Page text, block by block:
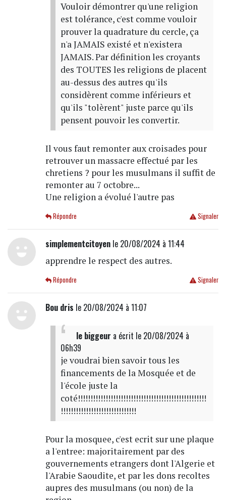
Vouloir démontrer qu'une religion
est tolérance, c'est comme vouloir
prouver la quadrature du cercle, ça
n'a JAMAIS existé et n'existera
JAMAIS. Par définition les croyants
des TOUTES les religions de placent
au-dessus des autres qu'ils
considèrent comme inférieurs et
qu'ils "tolèrent" juste parce qu'ils
pensent pouvoir les convertir.
Il vous faut remonter aux croisades pour
retrouver un massacre effectué par les
chretiens ? pour les musulmans il suffit de
remonter au 7 octobre...
Une religion a évolué l'autre pas
Signaler
Répondre
simplementcitoyenle 20/08/2024 à 11:44
apprendre le respect des autres.
Signaler
Répondre
Bou dris le 20/08/2024 à 11:07
le biggeur a écrit le 20/08/2024 à
06h39
je voudrai bien savoir tous les
financements de la Mosquée et de
l'école juste la
coté!!!!!!!!!!!!!!!!!!!!!!!!!!!!!!!!!!!!!!!!!!!!!!!!!!!
!!!!!!!!!!!!!!!!!!!!!!!!!!!!!!
Pour la mosquee, c'est ecrit sur une plaque
a l'entree: majoritairement par des
gouvernements etrangers dont l'Algerie et
l'Arabie Saoudite, et par les dons recoltes
aupres des musulmans (ou non) de la